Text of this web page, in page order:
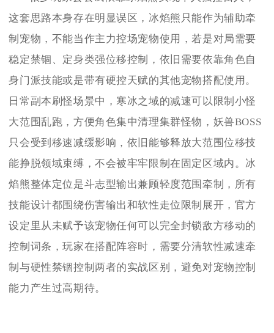
这套思路本身存在明显误区，冰焰熊只能作为辅助牵
制宠物，不能当作主力控场宠物使用，若是对局需要
稳定禁锢、定身类强位移控制，依旧需要依靠角色自
身门派技能或是带有硬控天赋的其他宠物搭配使用。
日常副本刷怪场景中，寒冰之域的减速可以限制小怪
大范围乱跑，方便角色集中清理集群怪物，妖兽BOSS
只会受到移速减缓影响，依旧能够释放大范围位移技
能挣脱领域束缚，不会被牢牢限制在固定区域内。冰
焰熊整体定位是斗志型输出兼顾轻度范围牵制，所有
技能设计都围绕伤害输出和软性走位限制展开，官方
设定里从未赋予该宠物任何可以完全封锁敌方移动的
控制词条，玩家在搭配阵容时，需要分清软性减速牵
制与硬性禁锢控制两者的实战区别，避免对宠物控制
能力产生过高期待。